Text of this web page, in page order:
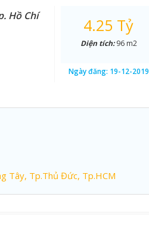
Hồ Chí
4.25 Tỷ
Diện tích:96 m2
Ngày đăng: 19-12-2019
Tây, Tp.Thủ Đức, Tp.HCM